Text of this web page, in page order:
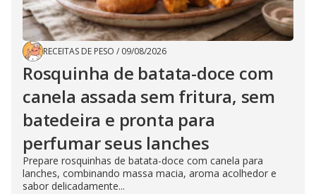
RECEITAS DE PESO / 09/08/2026
Rosquinha de batata-doce com
canela assada sem fritura, sem
batedeira e pronta para
perfumar seus lanches
Prepare rosquinhas de batata-doce com canela para
lanches, combinando massa macia, aroma acolhedor e
sabor delicadamente...